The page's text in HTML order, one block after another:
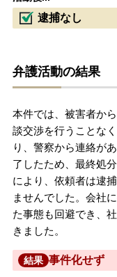
逮捕なし
弁護活動の結果
本件では、被害者か
談交渉を行うことな
り、警察から連絡が
了したため、最終処
により、依頼者は逮
ませんでした。会社
た事態も回避でき、
きました。
結果 事件化せず